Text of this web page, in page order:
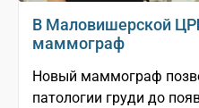
В Маловишерской
маммограф
Новый маммограф
патологии груди до